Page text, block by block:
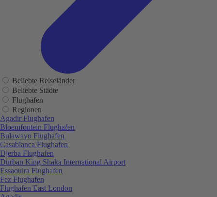
Beliebte Reiseländer
Beliebte Städte
Flughäfen
Regionen
Agadir Flughafen
Bloemfontein Flughafen
Bulawayo Flughafen
Casablanca Flughafen
Djerba Flughafen
Durban King Shaka International Airport
Essaouira Flughafen
Fez Flughafen
Flughafen East London